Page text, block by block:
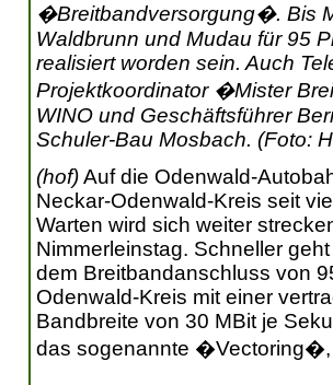
�Breitbandversorgung�. Bis
Waldbrunn und Mudau für 95
realisiert worden sein. Auch
Projektkoordinator �Mister
WINO und Geschäftsführer
Schuler-Bau Mosbach. (Foto:
(hof)Auf die Odenwald-
Neckar-Odenwald-Kreis seit
Warten wird sich weiter
Nimmerleinstag. Schneller
dem Breitbandanschluss von
Odenwald-Kreis mit einer
Bandbreite von 30 MBit je
das sogenannte �Vectoring�,